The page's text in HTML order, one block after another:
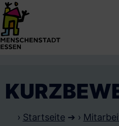
Zum
Inhalt
springen
› Startseite➔ ›